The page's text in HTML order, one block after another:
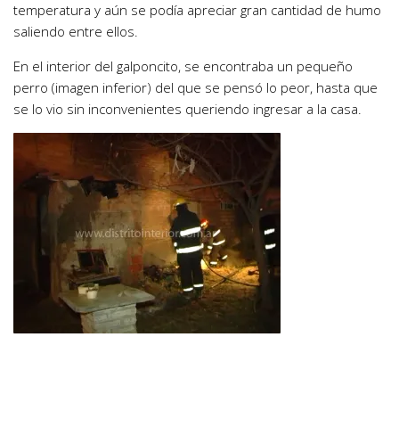
temperatura y aún se podía apreciar gran cantidad de humo
saliendo entre ellos.
En el interior del galponcito, se encontraba un pequeño
perro (imagen inferior) del que se pensó lo peor, hasta que
se lo vio sin inconvenientes queriendo ingresar a la casa.